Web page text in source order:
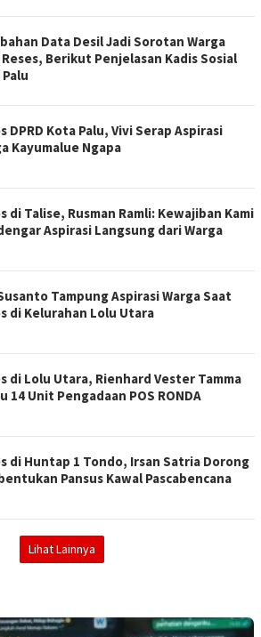
Data Desil Jadi Sorotan Warga
Berikut Penjelasan Kadis Sosial
DPRD Kota Palu, Vivi Serap Aspirasi
Kayumalue Ngapa
di Talise, Rusman Ramli: Kewajiban Kami
Aspirasi Langsung dari Warga
Tampung Aspirasi Warga Saat
di Kelurahan Lolu Utara
di Lolu Utara, Rienhard Vester Tamma
14 Unit Pengadaan POS RONDA
di Huntap 1 Tondo, Irsan Satria Dorong
Pansus Kawal Pascabencana
Lihat Lainnya